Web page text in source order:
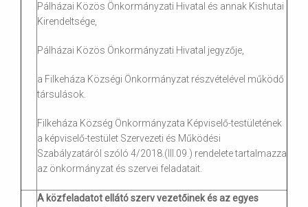
Pálházai Közös Önkormányzati Hivatal és annak Kishutai
Kirendeltsége,
Pálházai Közös Önkormányzati Hivatal jegyzője,
a Filkeháza Községi Önkormányzat részvételével működő
társulások.
Filkeháza Község Önkormányzata Képviselő-testületének
a képviselő-testület Szervezeti és Működési
Szabályzatáról szóló 4/2018.(III.09.) rendelete tartalmazza
az önkormányzat és szervei feladatait.
A közfeladatot ellátó szerv vezetőinek és az egyes